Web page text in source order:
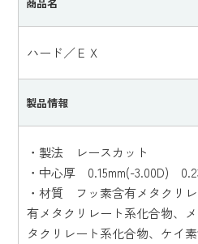
ハード／ＥＸ
製品情報
・製法 レースカット
・中心厚 0.15mm(-3.00D)
・材質 フッ素含有メタクリ
有メタクリレート系化合物、
タクリレート系化合物、ケイ